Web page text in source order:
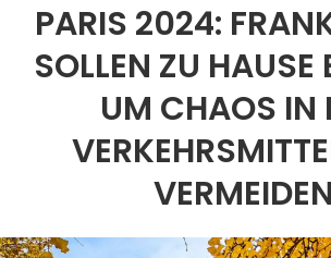
PARIS 2024:
SOLLEN ZU HAUSE
UM CHAOS IN
VERMEIDEN